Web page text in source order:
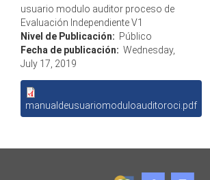
usuario modulo auditor proceso de
Evaluación Independiente V1
Nivel de Publicación: Público
Fecha de publicación: Wednesday,
July 17, 2019
manualdeusuariomoduloauditoroci.pdf